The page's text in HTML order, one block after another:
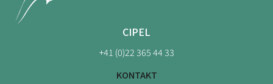
CIPEL
+41 (0)22 365 44 33
KONTAKT